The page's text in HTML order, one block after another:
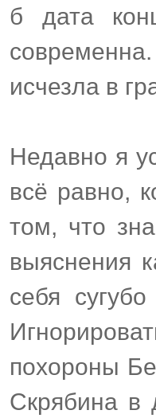
б дата
исчезла в
Недавно я
всё равно,
том, что
выяснения
себя
похороны
Скрябина в